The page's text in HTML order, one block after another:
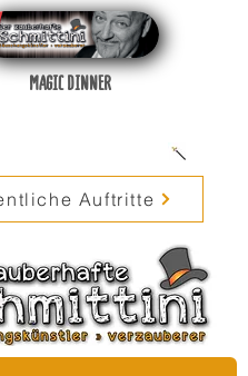
MAGIC DINNER
Auftritte